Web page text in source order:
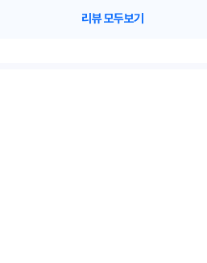
리뷰 모두보기